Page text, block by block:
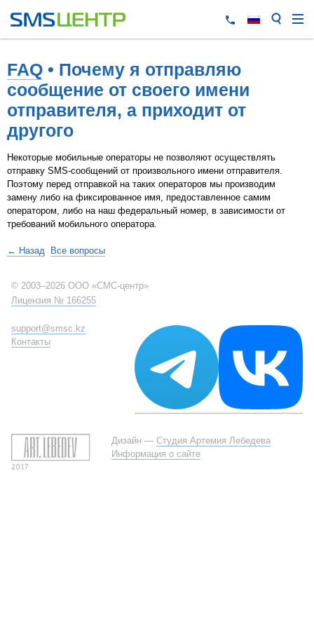
FAQ • Почему я отправляю
сообщение от своего имени
отправителя, а приходит от
другого
Некоторые мобильные операторы не позволяют осуществлять
отправку SMS-сообщений от произвольного имени отправителя.
Поэтому перед отправкой на таких операторов мы производим
замену либо на фиксированное имя, предоставленное самим
оператором, либо на наш федеральный номер, в зависимости от
требований мобильного оператора.
← Назад Все вопросы
© 2003–2026 ООО «СМС-центр»
Лицензия № 166255
support@smsc.kz
Контакты
Дизайн — Студия Артемия Лебедева
Информация о сайте